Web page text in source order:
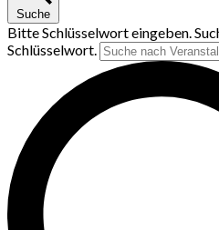
Suche
Bitte Schlüsselwort eingeben.
Schlüsselwort.